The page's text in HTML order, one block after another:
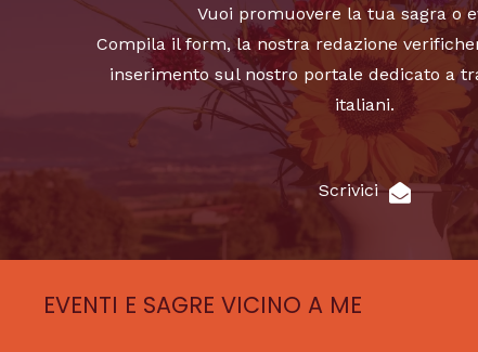
Vuoi promuovere la tua sagra o
Compila il form, la nostra redazione
inserimento sul nostro portale dedicato a
italiani.
Scrivici
EVENTI E SAGRE VICINO A ME